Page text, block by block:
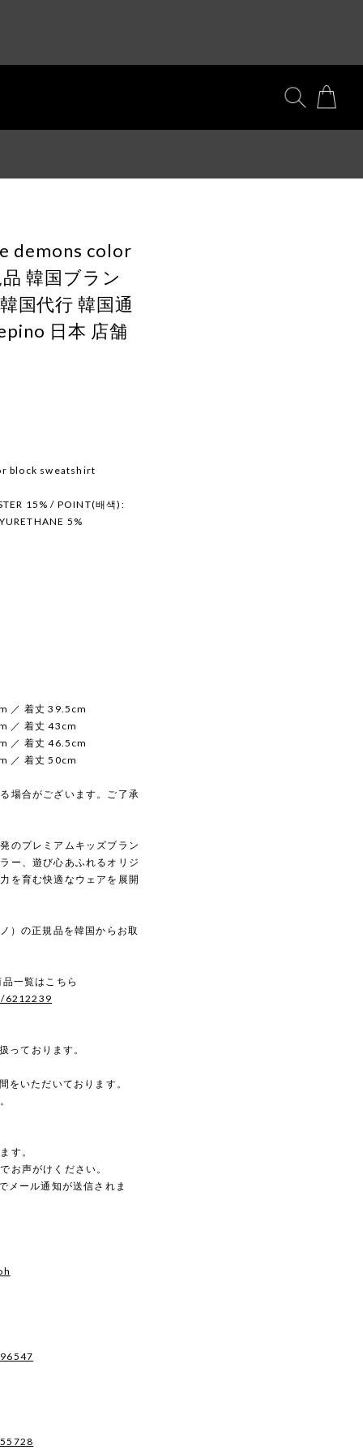
demons color
韓国ブラン
国代行 韓国通
日本 店舗
block sweatshirt
15% / POINT(배색):
5%
／ 着丈 39.5cm
／ 着丈 43cm
／ 着丈 46.5cm
／ 着丈 50cm
場合がございます。ご了承
のプレミアムキッズブラン
ー、遊び心あふれるオリジ
を育む快適なウェアを展開
）の正規品を韓国からお取
一覧はこちら
6212239
っております。
をいただいております。
す。
お声がけください。
メール通知が送信されま